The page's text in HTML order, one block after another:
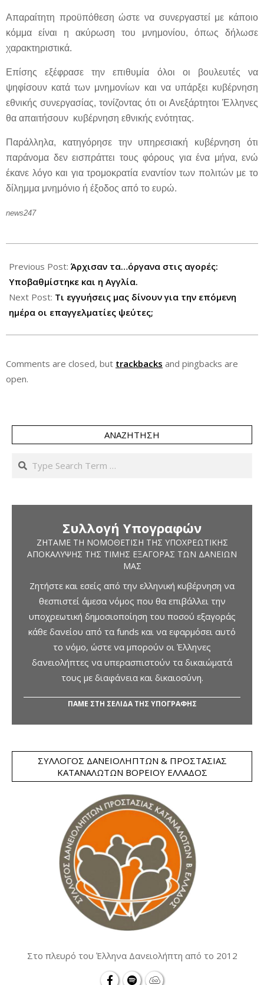
Απαραίτητη προϋπόθεση ώστε να συνεργαστεί με κάποιο
κόμμα είναι η ακύρωση του μνημονίου, όπως δήλωσε
χαρακτηριστικά.
Επίσης εξέφρασε την επιθυμία όλοι οι βουλευτές να
ψηφίσουν κατά των μνημονίων και να υπάρξει κυβέρνηση
εθνικής συνεργασίας, τονίζοντας ότι οι Ανεξάρτητοι Έλληνες
θα απαιτήσουν κυβέρνηση εθνικής ενότητας.
Παράλληλα, κατηγόρησε την υπηρεσιακή κυβέρνηση ότι
παράνομα δεν εισπράττει τους φόρους για ένα μήνα, ενώ
έκανε λόγο και για τρομοκρατία εναντίον των πολιτών με το
δίλημμα μνημόνιο ή έξοδος από το ευρώ.
news247
06-
05
Previous Post: Άρχισαν τα…όργανα στις αγορές:
Υποβαθμίστηκε και η Αγγλία.
Next Post: Τι εγγυήσεις μας δίνουν για την επόμενη
ημέρα οι επαγγελματίες ψεύτες;
Comments are closed, but trackbacks and pingbacks are
open.
ΑΝΑΖΉΤΗΣΗ
Search
Συλλογή Υπογραφών
ΖΗΤΆΜΕ ΤΗ ΝΟΜΟΘΈΤΙΣΗ ΤΗΣ ΥΠΟΧΡΕΩΤΙΚΉΣ
ΑΠΟΚΆΛΥΨΗΣ ΤΗΣ ΤΙΜΉΣ ΕΞΑΓΟΡΆΣ ΤΩΝ ΔΑΝΕΊΩΝ
ΜΑΣ
Ζητήστε και εσείς από την ελληνική κυβέρνηση να
θεσπιστεί άμεσα νόμος που θα επιβάλλει την
υποχρεωτική δημοσιοποίηση του ποσού εξαγοράς
κάθε δανείου από τα funds και να εφαρμόσει αυτό
το νόμο, ώστε να μπορούν οι Έλληνες
δανειολήπτες να υπερασπιστούν τα δικαιώματά
τους με διαφάνεια και δικαιοσύνη.
ΠΑΜΕ ΣΤΗ ΣΕΛΙΔΑ ΤΗΣ ΥΠΟΓΡΑΦΗΣ
ΣΎΛΛΟΓΟΣ ΔΑΝΕΙΟΛΗΠΤΏΝ & ΠΡΟΣΤΑΣΊΑΣ
ΚΑΤΑΝΑΛΩΤΏΝ ΒΟΡΕΊΟΥ ΕΛΛΆΔΟΣ
Στο πλευρό του Έλληνα Δανειολήπτη από το 2012